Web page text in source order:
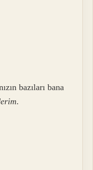
bazıları bana
.